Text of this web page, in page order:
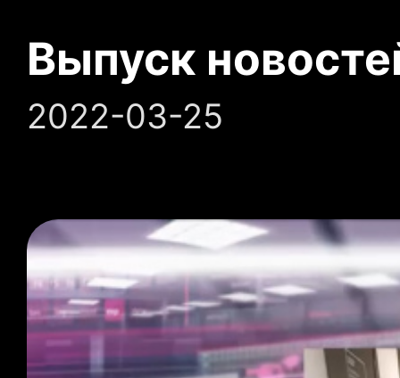
Выпуск
2022-03-25